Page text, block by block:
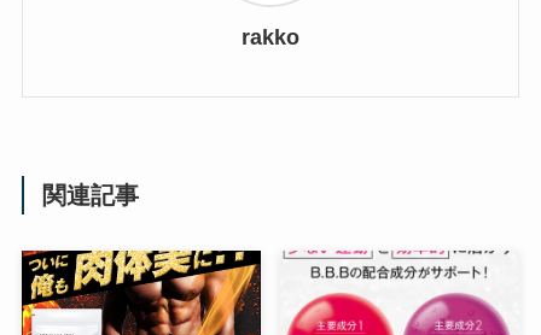
rakko
関連記事